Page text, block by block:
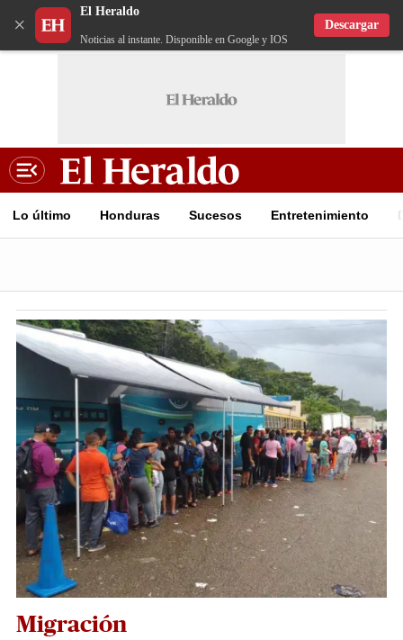
×
El Heraldo
Noticias al instante. Disponible en Google y IOS
Descargar
Lo último Honduras Sucesos Entretenimiento
Migración